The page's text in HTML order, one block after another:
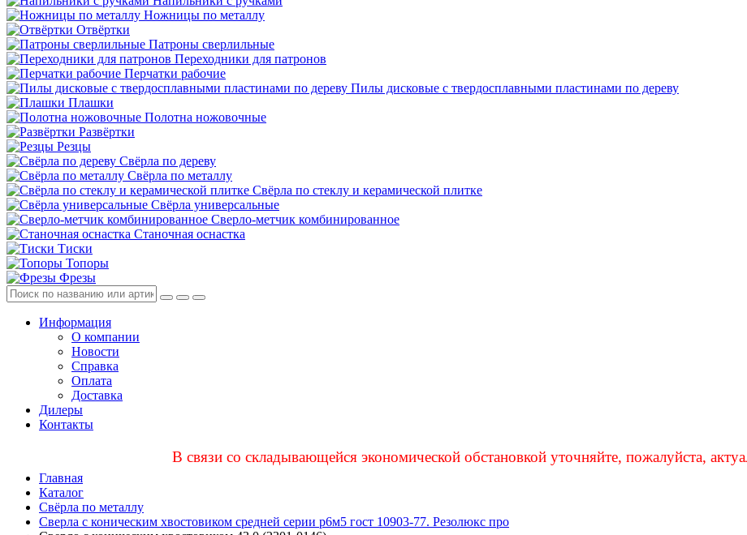
Ножницы по металлу
Отвёртки
Патроны сверлильные
Переходники для патронов
Перчатки рабочие
Пилы дисковые с твердосплавными пластинами по дереву
Плашки
Полотна ножовочные
Развёртки
Резцы
Свёрла по дереву
Свёрла по металлу
Свёрла по стеклу и керамической плитке
Свёрла универсальные
Сверло-метчик комбинированное
Станочная оснастка
Тиски
Топоры
Фрезы
Информация
О компании
Новости
Справка
Оплата
Доставка
Дилеры
Контакты
В связи со складывающейся экономической обстановкой уточняйте, пожалуйста,
Главная
Каталог
Свёрла по металлу
Сверла с коническим хвостовиком средней серии р6м5 гост 10903-77. Резолюкс про